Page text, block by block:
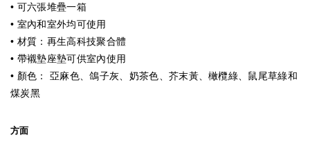
• 可六張堆疊一箱
• 室內和室外均可使用
• 材質：再生高科技聚合體
• 帶襯墊座墊可供室內使用
• 顏色： 亞麻色、鴿子灰、奶茶色、芥末黃、橄欖綠、鼠尾草綠和
煤炭黑
方面